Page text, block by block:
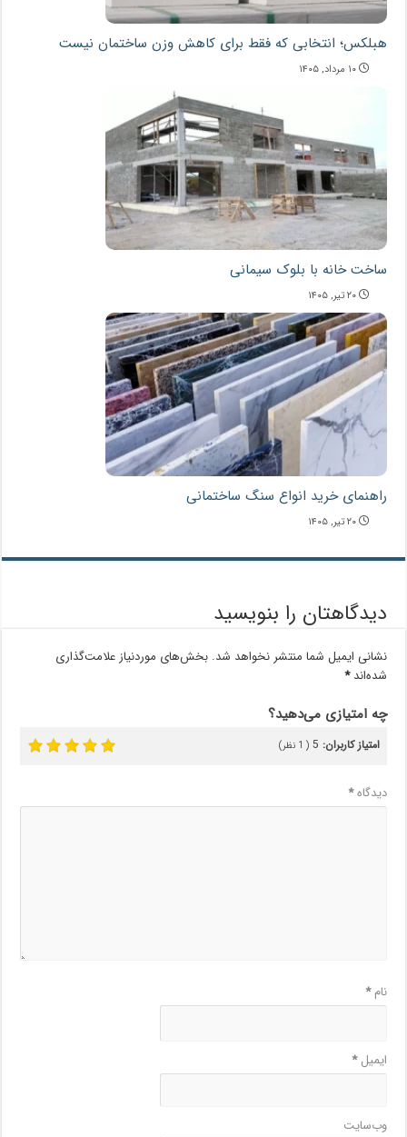
هبلکس؛ انتخابی که فقط برای کاهش وزن ساختمان نیست
۱۰ مرداد, ۱۴۰۵
ساخت خانه با بلوک سیمانی
۲۰ تیر, ۱۴۰۵
راهنمای خرید انواع سنگ ساختمانی
۲۰ تیر, ۱۴۰۵
دیدگاهتان را بنویسید
نشانی ایمیل شما منتشر نخواهد شد. بخش‌های موردنیاز علامت‌گذاری
شده‌اند*
‌چه امتیازی می‌دهید؟
امتیاز کاربران: 5
(
1 نظر)
دیدگاه*
نام*
ایمیل*
وب‌سایت